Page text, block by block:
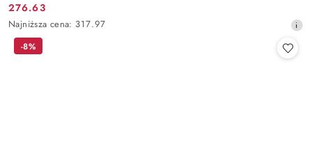
Cena
promocyjna:
276.63
Najniższa
cena
Najniższa cena: 317.97
-8%